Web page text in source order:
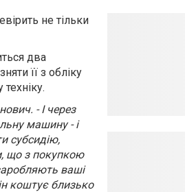
не тільки
два
її з обліку
- І через
машину - і
субсидію,
що з покупкою
ваші
коштує близько